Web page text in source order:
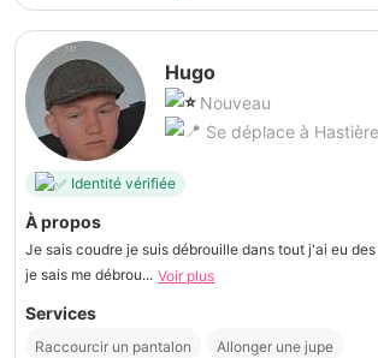
Hugo
Nouveau
Se déplace à
Identité vérifiée
À propos
Je sais coudre je suis débrouille dans tout j'ai eu
je sais me débrou... Voir plus
Services
Raccourcir un pantalon Allonger une jupe